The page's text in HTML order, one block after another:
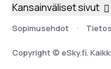
Sopimusehdot
Copyright © eSky.fi.
Kansainväliset sivut